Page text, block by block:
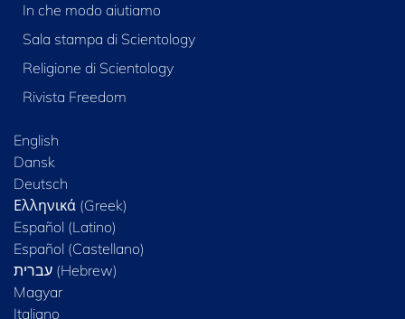
In che modo aiutiamo
Sala stampa di Scientology
Religione di Scientology
Rivista Freedom
English
Dansk
Deutsch
Ελληνικά (Greek)
Español (Latino)
Español (Castellano)
Magyar
Italiano